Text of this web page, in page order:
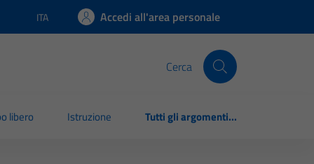
Lingua attiva:
ITA Accedi all'area personale
Cerca
libero Istruzione Tutti gli argomenti...